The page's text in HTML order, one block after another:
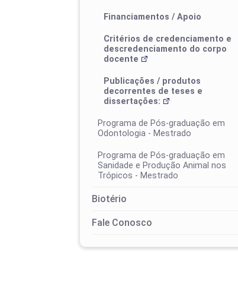
Eventos
I ProfEduca - Mostra de Produtos
Educacionais
Financiamentos / Apoio
Critérios de credenciamento e
descredenciamento do corpo
docente
Publicações / produtos
decorrentes de teses e
dissertações:
Programa de Pós-graduação em
Odontologia - Mestrado
Área de concentração
Programa de Pós-graduação em
Sanidade e Produção Animal nos
Trópicos - Mestrado
Biotério
Fale Conosco